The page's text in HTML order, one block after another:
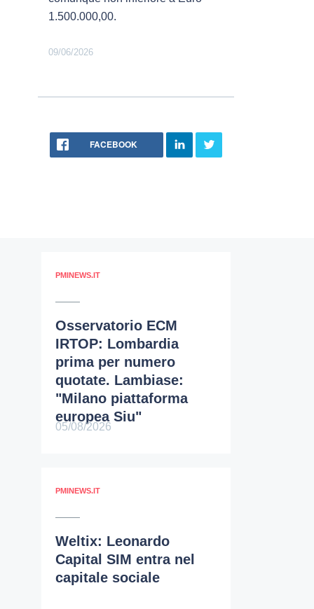
1.500.000,00.
09/06/2026
FACEBOOK
PMINEWS.IT
Osservatorio ECM
IRTOP: Lombardia
prima per numero
quotate. Lambiase:
"Milano piattaforma
europea Siu"
05/08/2026
PMINEWS.IT
Weltix: Leonardo
Capital SIM entra nel
capitale sociale